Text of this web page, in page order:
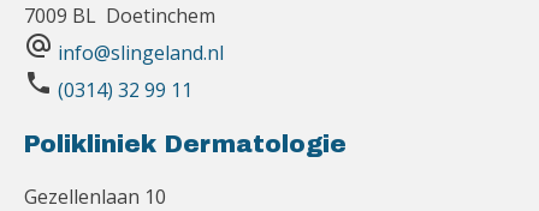
7009 BL Doetinchem
alternate_email info@slingeland.nl
phone (0314) 32 99 11
Polikliniek Dermatologie
Gezellenlaan 10